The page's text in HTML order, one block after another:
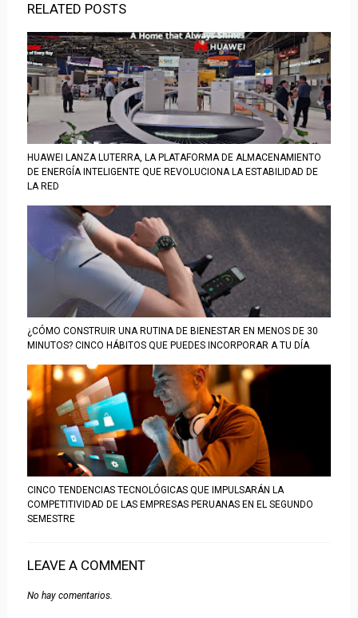
RELATED POSTS
HUAWEI LANZA LUTERRA, LA PLATAFORMA DE ALMACENAMIENTO
DE ENERGÍA INTELIGENTE QUE REVOLUCIONA LA ESTABILIDAD DE
LA RED
¿CÓMO CONSTRUIR UNA RUTINA DE BIENESTAR EN MENOS DE 30
MINUTOS? CINCO HÁBITOS QUE PUEDES INCORPORAR A TU DÍA
CINCO TENDENCIAS TECNOLÓGICAS QUE IMPULSARÁN LA
COMPETITIVIDAD DE LAS EMPRESAS PERUANAS EN EL SEGUNDO
SEMESTRE
LEAVE A COMMENT
No hay comentarios.